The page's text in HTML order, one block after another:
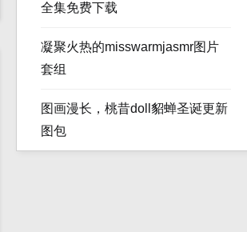
全集免费下载
凝聚火热的misswarmjasmr图片
套组
图画漫长，桃昔doll貂蝉圣诞更新
图包